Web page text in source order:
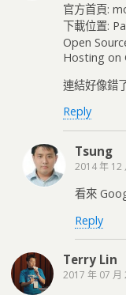
官方首頁:
下載位置:
Open
Hosting on
連結好像錯
Reply
Tsung
2014 年 12
看來
Reply
Terry Lin
2017 年 07 月